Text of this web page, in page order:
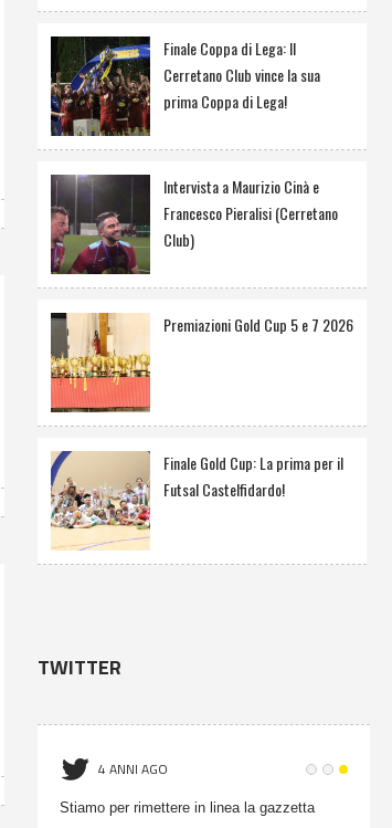
Finale Coppa di Lega: Il
Cerretano Club vince la sua
prima Coppa di Lega!
Intervista a Maurizio Cinà e
Francesco Pieralisi (Cerretano
Club)
Premiazioni Gold Cup 5 e 7 2026
Finale Gold Cup: La prima per il
Futsal Castelfidardo!
TWITTER
4 ANNI AGO
Stiamo per rimettere in linea la gazzetta